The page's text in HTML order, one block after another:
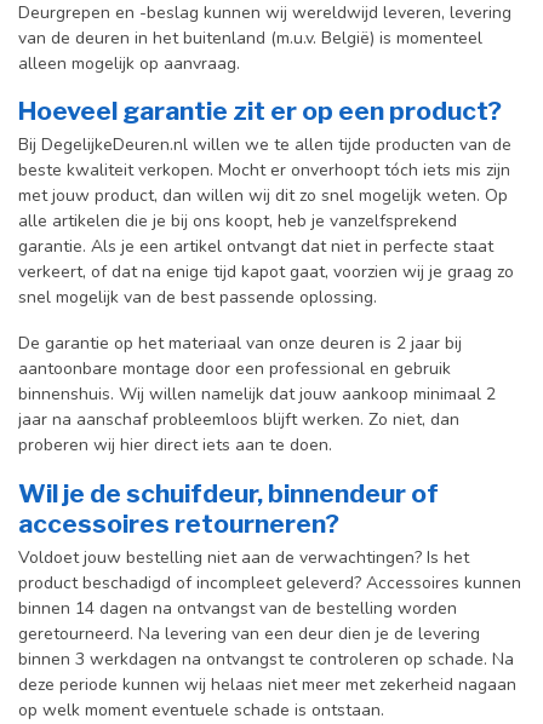
Deurgrepen en -beslag kunnen wij wereldwijd leveren, levering
van de deuren in het buitenland (m.u.v. België) is momenteel
alleen mogelijk op aanvraag.
Hoeveel garantie zit er op een product?
Bij DegelijkeDeuren.nl willen we te allen tijde producten van de
beste kwaliteit verkopen. Mocht er onverhoopt tóch iets mis zijn
met jouw product, dan willen wij dit zo snel mogelijk weten. Op
alle artikelen die je bij ons koopt, heb je vanzelfsprekend
garantie. Als je een artikel ontvangt dat niet in perfecte staat
verkeert, of dat na enige tijd kapot gaat, voorzien wij je graag zo
snel mogelijk van de best passende oplossing.
De garantie op het materiaal van onze deuren is 2 jaar bij
aantoonbare montage door een professional en gebruik
binnenshuis. Wij willen namelijk dat jouw aankoop minimaal 2
jaar na aanschaf probleemloos blijft werken. Zo niet, dan
proberen wij hier direct iets aan te doen.
Wil je de schuifdeur, binnendeur of
accessoires retourneren?
Voldoet jouw bestelling niet aan de verwachtingen? Is het
product beschadigd of incompleet geleverd? Accessoires kunnen
binnen 14 dagen na ontvangst van de bestelling worden
geretourneerd. Na levering van een deur dien je de levering
binnen 3 werkdagen na ontvangst te controleren op schade. Na
deze periode kunnen wij helaas niet meer met zekerheid nagaan
op welk moment eventuele schade is ontstaan.